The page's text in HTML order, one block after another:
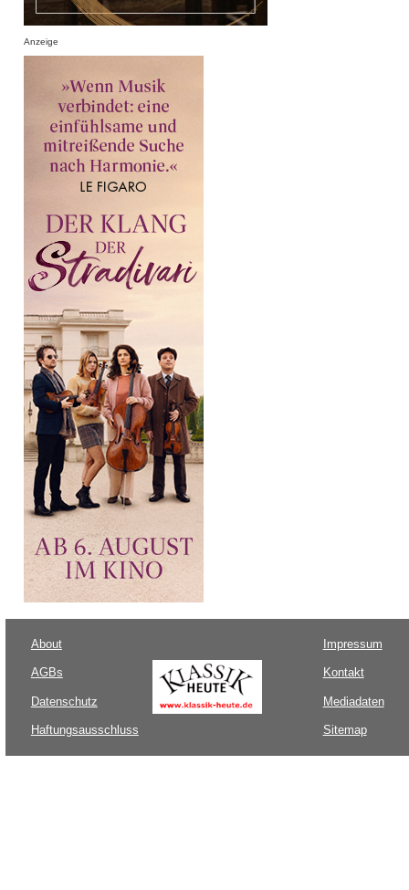
Anzeige
About
AGBs
Datenschutz
Haftungsausschluss
Impressum
Kontakt
Mediadaten
Sitemap